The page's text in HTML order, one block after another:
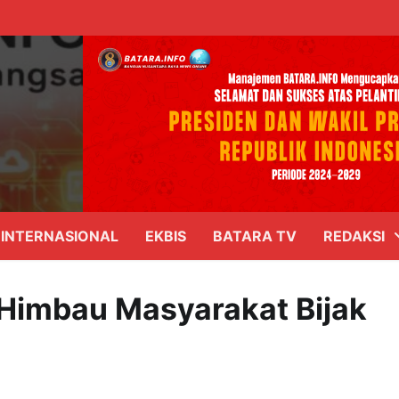
INTERNASIONAL EKBIS BATARA TV REDAKSI
Masyarakat Bijak